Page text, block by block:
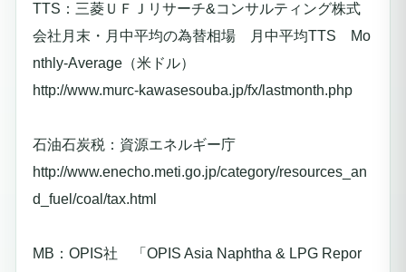
TTS：三菱ＵＦＪリサーチ&コンサルティング株式
会社月末・月中平均の為替相場 月中平均TTS Mo
nthly-Average（米ドル）
http://www.murc-kawasesouba.jp/fx/lastmonth.php
石油石炭税：資源エネルギー庁
http://www.enecho.meti.go.jp/category/resources_an
d_fuel/coal/tax.html
MB：OPIS社 「OPIS Asia Naphtha & LPG Repor